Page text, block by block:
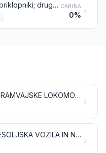
Priklopniki in polpriklopniki; druga vozila brez lastnega pogona; njihovi deli CARINA
0%
ŽELEZNIŠKE IN TRAMVAJSKE LOKOMOTIVE, TIRNA VOZILA IN NJIHOVI DELI; ŽELEZNIŠKI IN TRAMVAJSKI TIRNI SKLOPI IN PRIBOR TER NJIHOVI DELI; MEHANIČNA (VKLJUČNO ELEKTROMEHANSKA) SIGNALNA OPREMA ZA PROMET VSEH VRST
ZRAKOPLOVI, VESOLJSKA VOZILA IN NJIHOVI DELI